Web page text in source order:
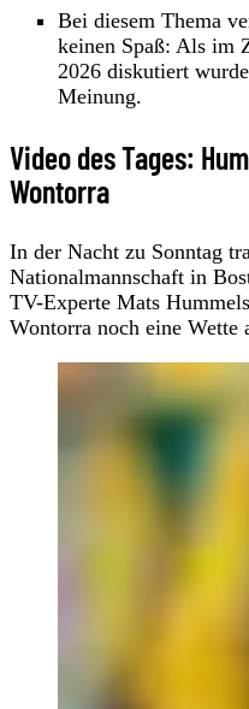
Bei diesem Thema
keinen Spaß: Als im
2026 diskutiert
Meinung.
Video des Tages:
Wontorra
In der Nacht zu Sonntag
Nationalmannschaft in
TV-Experte Mats
Wontorra noch eine Wette